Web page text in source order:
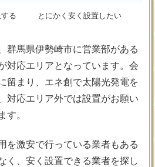
る とにかく安く設置したい
群馬県伊勢崎市に営業部がある
対応エリアとなっています。会
留まり、エネ創で太陽光発電を
対応エリア外では設置がお願い
す。
を激安で行っている業者もある
く、安く設置できる業者を探し